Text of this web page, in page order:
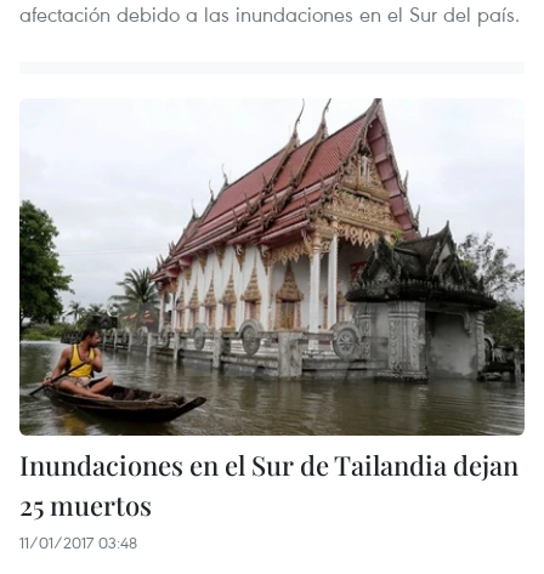
afectación debido a las inundaciones en el Sur del país.
Inundaciones en el Sur de Tailandia dejan
25 muertos
11/01/2017 03:48